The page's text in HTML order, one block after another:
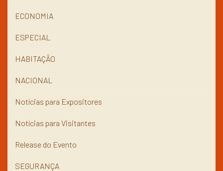
ECONOMIA
ESPECIAL
HABITAÇÃO
NACIONAL
Notícias para Expositores
Notícias para Visitantes
Release do Evento
SEGURANÇA